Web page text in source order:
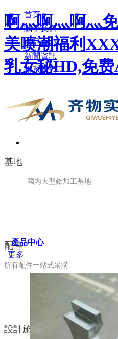
啊灬啊灬啊灬
美喷潮福利
乳女秘HD,免
首页
關于我們
產品中心
新聞資訊
聯系我們
基地
國內大型鋁加工基地
配件
所有配件一站式采購
設計施工
產品中心
更多